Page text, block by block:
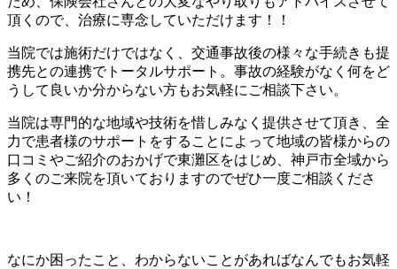
頂くので、治療に専念していただけます！！
当院では施術だけではなく、交通事故後の様々な手続きも提
携先との連携でトータルサポート。事故の経験がなく何をど
うして良いか分からない方もお気軽にご相談下さい。
当院は専門的な地域や技術を惜しみなく提供させて頂き、全
力で患者様のサポートをすることによって地域の皆様からの
口コミやご紹介のおかげで東灘区をはじめ、神戸市全域から
多くのご来院を頂いておりますのでぜひ一度ご相談くださ
い！
なにか困ったこと、わからないことがあればなんでもお気軽